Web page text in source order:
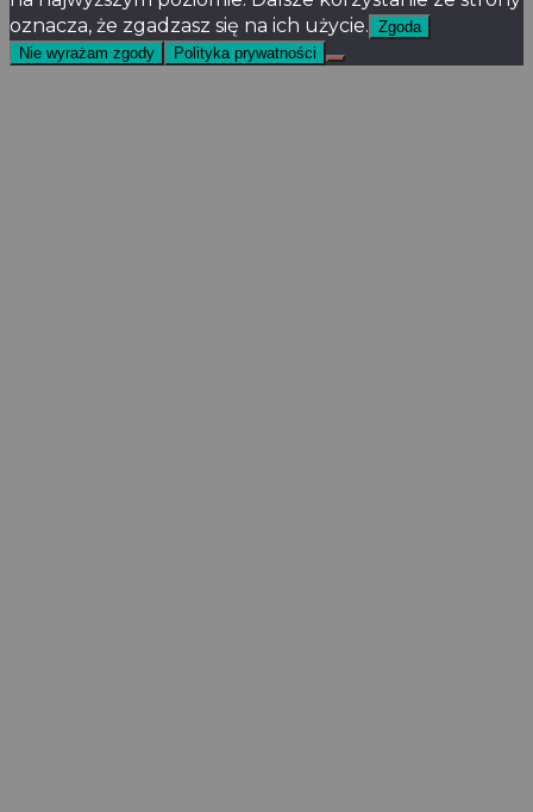
oznacza, że zgadzasz się na ich użycie. Zgoda
Nie wyrażam zgody
Polityka prywatności